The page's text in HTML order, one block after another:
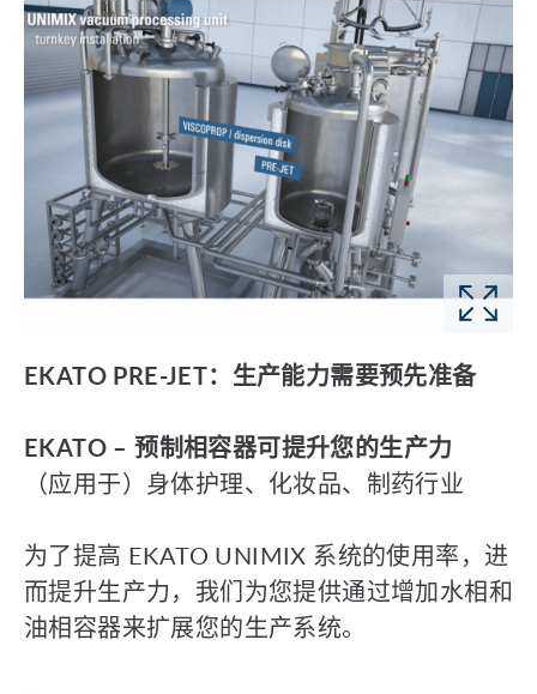
EKATO PRE-JET：生产能力需要预先准备
EKATO – 预制相容器可提升您的生产力
（应用于）身体护理、化妆品、制药行业
为了提高 EKATO UNIMIX 系统的使用率，进
而提升生产力，我们为您提供通过增加水相和
油相容器来扩展您的生产系统。